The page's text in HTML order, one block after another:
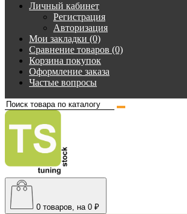
Личный кабинет
Регистрация
Авторизация
Мои закладки (0)
Сравнение товаров (0)
Корзина покупок
Оформление заказа
Частые вопросы
0 товаров, на 0 ₽